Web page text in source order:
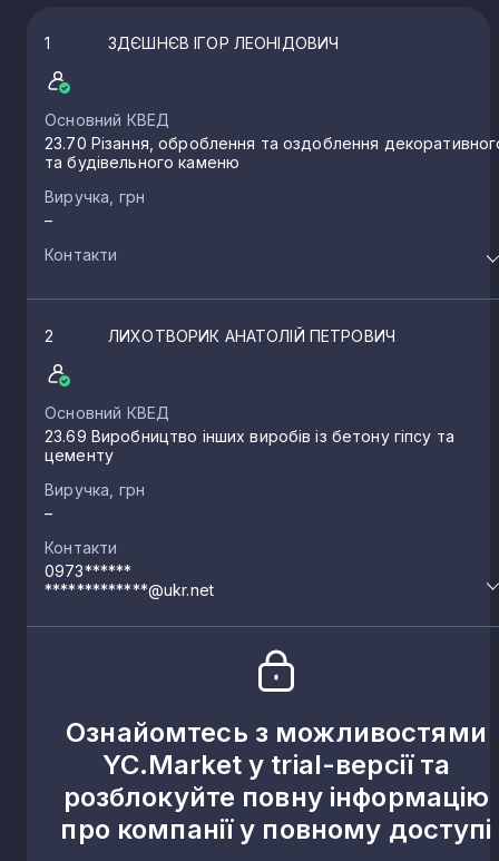
1 ЗДЄШНЄВ ІГОР ЛЕОНІДОВИЧ
Основний КВЕД
23.70 Різання, оброблення та оздоблення
та будівельного каменю
Виручка, грн
–
Контакти
2 ЛИХОТВОРИК АНАТОЛІЙ ПЕТРОВИЧ
Основний КВЕД
23.69 Виробництво інших виробів із бетону гіпсу та
цементу
Виручка, грн
–
Контакти
0973******
*************@ukr.net
Ознайомтесь з можливостями
YC.Market у trial-версії та
розблокуйте повну інформацію
про компанії у повному доступі